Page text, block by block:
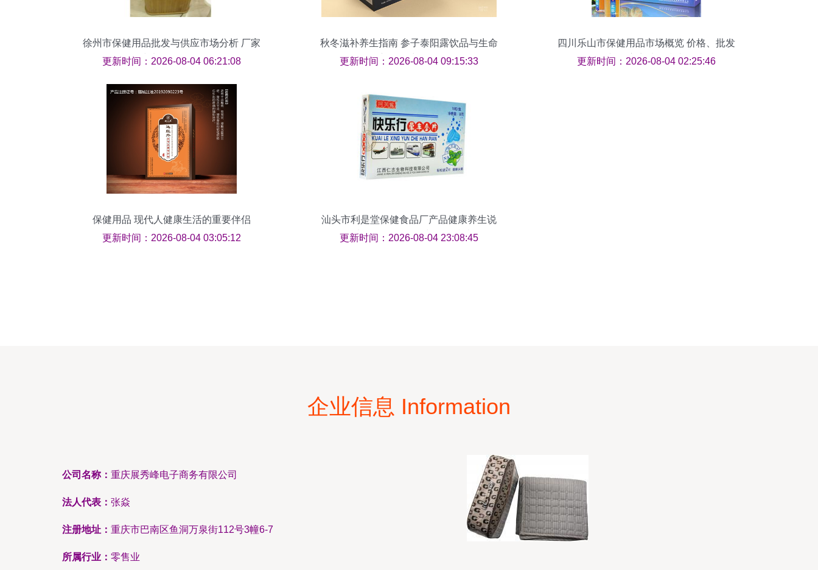
徐州市保健用品批发与供应市场分析 厂家
与渠道全解析
更新时间：2026-08-04 06:21:08
秋冬滋补养生指南 参子泰阳露饮品与生命
初元活力解析
更新时间：2026-08-04 09:15:33
四川乐山市保健用品市场概览 价格、批发
与供应商选择指南
更新时间：2026-08-04 02:25:46
保健用品 现代人健康生活的重要伴侣
更新时间：2026-08-04 03:05:12
汕头市利是堂保健食品厂产品健康养生说
明书 作用、副作用与价格指南
更新时间：2026-08-04 23:08:45
企业信息 Information
公司名称： 重庆展秀峰电子商务有限公司
法人代表： 张焱
注册地址： 重庆市巴南区鱼洞万泉街112号3幢6-7
所属行业： 零售业